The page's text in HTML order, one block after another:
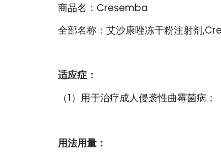
商品名：Cresemba
全部名称：艾沙康唑冻干粉注射剂
适应症：
（1）用于治疗成人侵袭性曲霉菌病
用法用量：